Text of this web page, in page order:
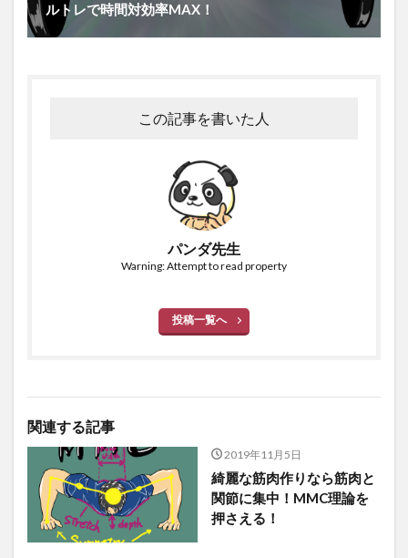
ルトレで時間対効率MAX！
この記事を書いた人
パンダ先生
Warning: Attempt to read property
投稿一覧へ
関連する記事
2019年11月5日
綺麗な筋肉作りなら筋肉と
関節に集中！MMC理論を
押さえる！